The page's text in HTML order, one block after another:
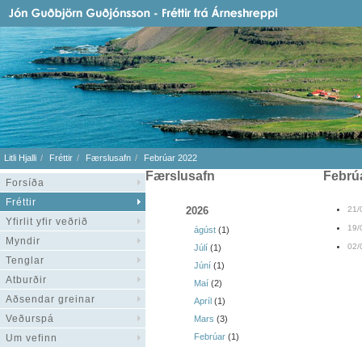
Litli Hjalli Fréttir Færslusafn Febrúar 2022
Forsíða
Fréttir
Yfirlit yfir veðrið
Myndir
Tenglar
Atburðir
Aðsendar greinar
Veðurspá
Um vefinn
Færslusafn
2026
ágúst (1)
Júlí (1)
Júní (1)
Maí (2)
Apríl (1)
Mars (3)
Febrúar (1)
21/
19/
02/